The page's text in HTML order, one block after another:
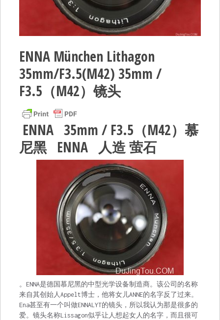
ENNA München Lithagon
35mm/F3.5(M42) 35mm /
F3.5（M42）镜头
ENNA 35mm / F3.5（M42）慕
尼黑 ENNA 人造 萤石
。ENNA是德国慕尼黑的中型光学设备制造商。该公司的名称
来自其创始人Appelt博士，他将女儿ANNE的名字反了过来。
Ena甚至有一个叫做ENNALYT的镜头，所以我认为那是很多的
爱。镜头名称Lissagon似乎让人想起女人的名字，而且很可